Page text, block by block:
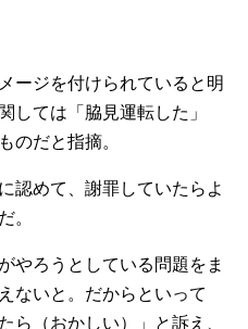
ージを付けられていると明
しては「脇見運転した」
のだと指摘。
認めて、謝罪していたらよ
。
やろうとしている問題をま
ないと。だからといって
ら（おかしい）」と訴え、